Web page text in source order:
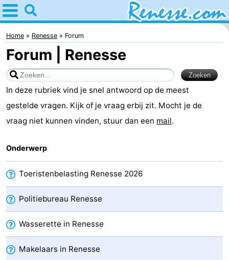
Home
Renesse
Tips
Voor
kinderen
Overnachten
Appartementen
-
Port
Greve
-
Zeeuwse
Kust
Bed
(&
Campings
Home Renesse Forum
Forum | Renesse
In deze rubriek vind je snel antwoord op de meest
gestelde vragen. Kijk of je vraag erbij zit. Mocht je de
vraag niet kunnen vinden, stuur dan een mail.
Onderwerp
Toeristenbelasting Renesse 2026
Politiebureau Renesse
Wasserette in Renesse
Makelaars in Renesse